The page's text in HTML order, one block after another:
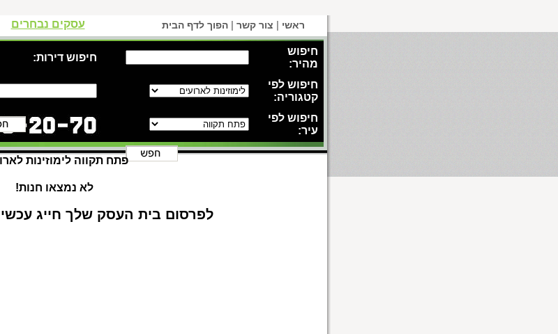
ראשי | צור קשר | הפוך לדף הבית עסקים נבחרים
חיפוש
מהיר:
חיפוש דירות:
חיפוש לפי
קטגוריה:
חיפוש לפי
עיר:
פתח תקווה לימוזינות
לא נמצאו חנות!
לפרסום בית העסק שלך חייג עכשיו 1-700-55-20-